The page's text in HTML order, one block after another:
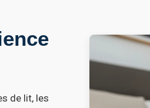
de lit, les